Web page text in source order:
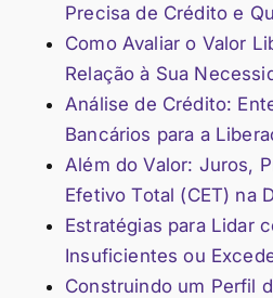
Precisa de Crédito e
Como Avaliar o Valor
Relação à Sua
Análise de Crédito:
Bancários para a
Além do Valor: Juros,
Efetivo Total (CET) na
Estratégias para Lidar
Insuficientes ou
Construindo um Perfil